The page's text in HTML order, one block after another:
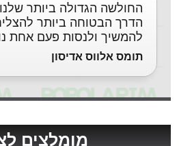
החולשה הגדולה ביותר
הדרך הבטוחה ביותר
להמשיך ולנסות פעם אחת
תומס אלווס אדיסון
מומלצים